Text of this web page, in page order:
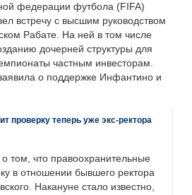
федерации футбола (FIFA)
встречу с высшим руководством
Рабате. На ней в том числе
дочерней структуры для
частным инвесторам.
о поддержке Инфантино и
проверку теперь уже экс-ректора
том, что правоохранительные
в отношении бывшего ректора
Накануне стало известно,